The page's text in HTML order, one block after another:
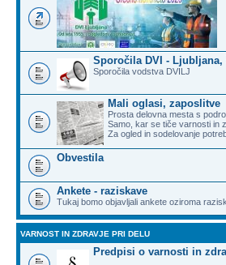
Sporočila DVI -
Sporočila vodstva DVILJ
Mali oglasi, zaposlitve
Prosta delovna mesta s
Samo, kar se tiče varnosti in
Za ogled in sodelovanje
Obvestila
Ankete - raziskave
Tukaj bomo objavljali ankete oziroma
VARNOST IN ZDRAVJE PRI DELU
Predpisi o varnosti in